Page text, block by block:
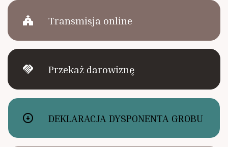
church Transmisja online
handshake Przekaż darowiznę
arrow_circle_down DEKLARACJA DYSPONENTA GROBU